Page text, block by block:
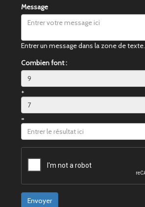
Message
Entrer un message dans la zone de texte.
Combien font :
+
=
Envoyer